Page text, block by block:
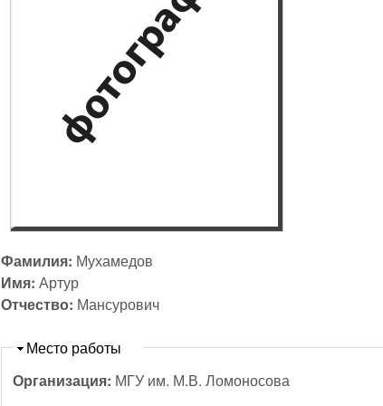
Фамилия: Мухамедов
Имя:Артур
Отчество: Мансурович
Скрыть
Место работы
Организация: МГУ им. М.В. Ломоносова